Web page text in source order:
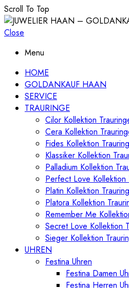
Scroll To Top
Close
Menu
HOME
GOLDANKAUF HAAN
SERVICE
TRAURINGE
Cilor Kollektion
Cera Kollektion
Fides Kollektion
Klassiker Kollektion
Palladium Kollektion
Perfect Love Kollektion
Platin Kollektion
Platora Kollektion
Remember Me
Secret Love Kollektion
Sieger Kollektion
UHREN
Festina Uhren
Festina Damen
Festina Herren